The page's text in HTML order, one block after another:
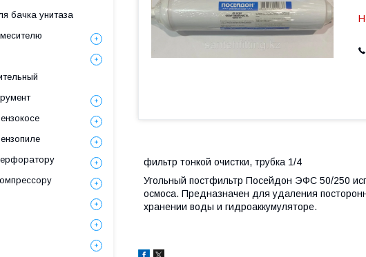
фильтр тонкой очистки, трубка 1/4
Угольный постфильтр Посейдон ЭФС 50/250
осмоса. Предназначен для удаления
хранении воды и гидроаккумуляторе.
бачка унитаза